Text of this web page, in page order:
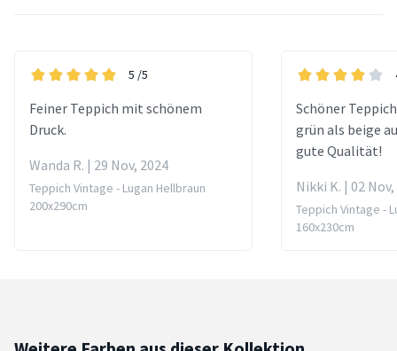
5 /5
Feiner Teppich mit schönem
Druck.
Wanda R. | 29 Nov, 2024
Teppich Vintage - Lugan Hellbraun
200x290cm
Schöner
grün als beige
gute Qualität!
Nikki K. | 02
Teppich Vintage -
160x230cm